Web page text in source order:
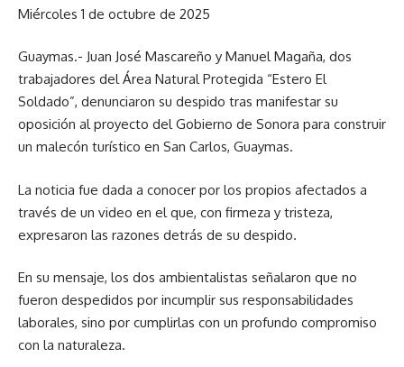
Miércoles 1 de octubre de 2025
Guaymas.- Juan José Mascareño y Manuel Magaña, dos
trabajadores del Área Natural Protegida “Estero El
Soldado”, denunciaron su despido tras manifestar su
oposición al proyecto del Gobierno de Sonora para construir
un malecón turístico en San Carlos, Guaymas.
La noticia fue dada a conocer por los propios afectados a
través de un video en el que, con firmeza y tristeza,
expresaron las razones detrás de su despido.
En su mensaje, los dos ambientalistas señalaron que no
fueron despedidos por incumplir sus responsabilidades
laborales, sino por cumplirlas con un profundo compromiso
con la naturaleza.